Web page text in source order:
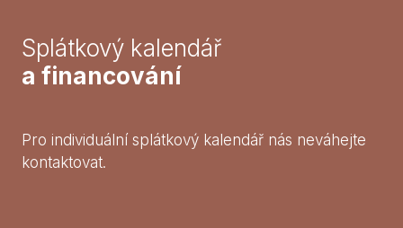
Splátkový kalendář
a financování
Pro individuální splátkový kalendář nás neváhejte
kontaktovat.